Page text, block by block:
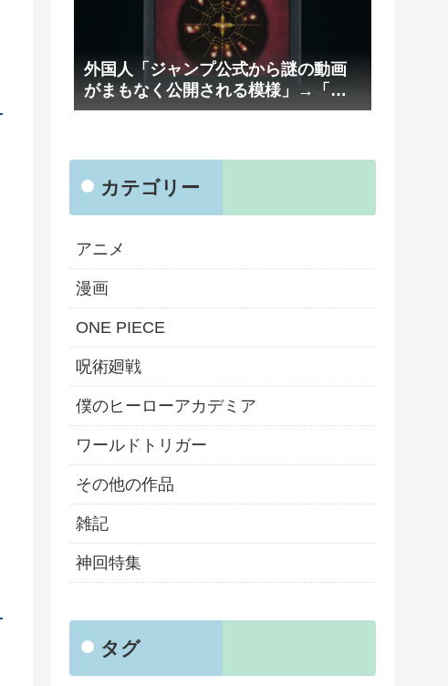
外国人「ジャンプ公式から謎の動画
がまもなく公開される模様」→「ま
さか本当にくるのか？！」（海外の
カテゴリー
アニメ
漫画
ONE PIECE
呪術廻戦
僕のヒーローアカデミア
ワールドトリガー
その他の作品
雑記
神回特集
タグ